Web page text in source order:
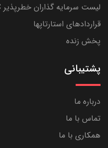
لیست سرمایه گذاران خطرپذیر VC
قراردادهای استارتاپها
پخش زنده
پشتیبانی
درباره ما
تماس با ما
همکاری با ما